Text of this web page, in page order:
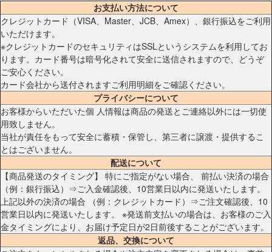
お支払い方法について
クレジットカード（VISA、Master、JCB、Amex）、銀行振込をご利用
いただけます。
※クレジットカードのセキュリティはSSLというシステムを利用してお
ります。カード番号は暗号化されて安全に送信されますので、どうぞ
ご安心ください。
カード会社から送付されますご利用明細をご確認ください。
プライバシーについて
お客様からいただいた個 人情報は商品の発送とご連絡以外には一切使
用致しません。
当社が責任をもって安全に蓄積・保管し、第三者に譲渡・提供するこ
とはございません。
配送について
【商品発送のタイミング】 特にご指定がない場合、 前払い決済の場合
（例：銀行振込）⇒ご入金確認後、10営業日以内に発送いたします。
上記以外の決済の場合 （例：クレジットカード）⇒ご注文確認後、10
営業日以内に発送いたします。 ※発送前支払いの場合は、お客様のご入
金タイミングにより、お届け予定日が2日前後することがございます。
返品、交換について